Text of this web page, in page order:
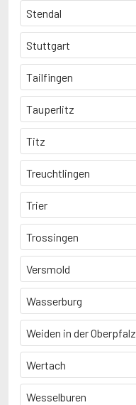
Stendal
Stuttgart
Tailfingen
Tauperlitz
Titz
Treuchtlingen
Trier
Trossingen
Versmold
Wasserburg
Weiden in der Oberpfalz
Wertach
Wesselburen